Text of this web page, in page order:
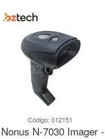
Código: 012151
N-7030 Imager